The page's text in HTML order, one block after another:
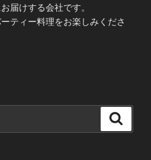
届けする会社です。
ティー料理をお楽しみくださ